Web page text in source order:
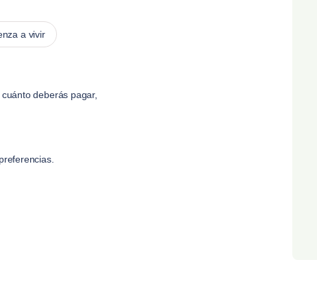
a vivir
deberás pagar,